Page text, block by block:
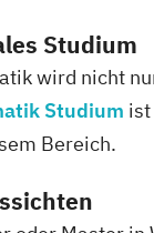
Studium
wird nicht
Studium ist
Bereich.